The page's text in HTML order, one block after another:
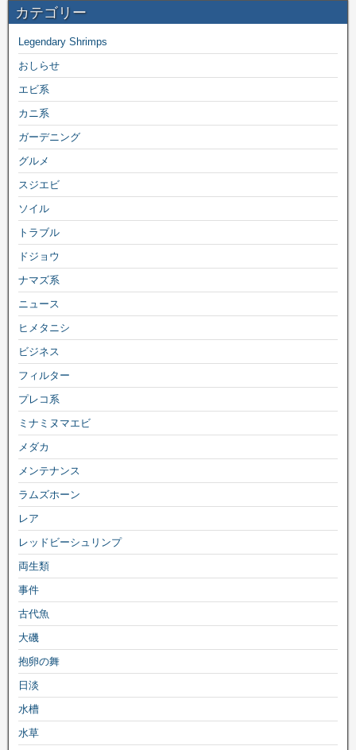
カテゴリー
Legendary Shrimps
おしらせ
エビ系
カニ系
ガーデニング
グルメ
スジエビ
ソイル
トラブル
ドジョウ
ナマズ系
ニュース
ヒメタニシ
ビジネス
フィルター
プレコ系
ミナミヌマエビ
メダカ
メンテナンス
ラムズホーン
レア
レッドビーシュリンプ
両生類
事件
古代魚
大磯
抱卵の舞
日淡
水槽
水草